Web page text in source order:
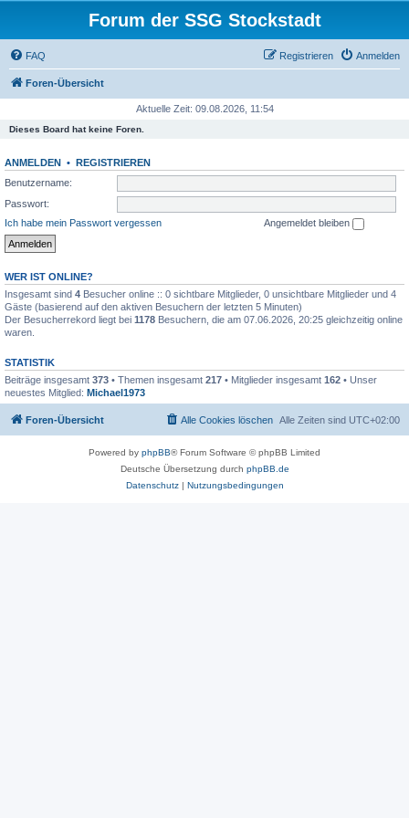
Forum der SSG Stockstadt
FAQ Anmelden
Registrieren
Foren-Übersicht
Aktuelle Zeit: 09.08.2026, 11:54
Dieses Board hat keine Foren.
ANMELDEN • REGISTRIEREN
Benutzername:
Passwort:
Ich habe mein Passwort vergessen
Angemeldet bleiben
WER IST ONLINE?
Insgesamt sind 4 Besucher online :: 0 sichtbare Mitglieder, 0 unsichtbare Mitglieder und 4
Gäste (basierend auf den aktiven Besuchern der letzten 5 Minuten)
Der Besucherrekord liegt bei 1178 Besuchern, die am 07.06.2026, 20:25 gleichzeitig online
waren.
STATISTIK
Beiträge insgesamt 373 • Themen insgesamt 217 • Mitglieder insgesamt 162 • Unser
neuestes Mitglied: Michael1973
Foren-Übersicht Alle Zeiten sind UTC+02:00
Alle Cookies löschen
Powered by phpBB® Forum Software © phpBB Limited
Deutsche Übersetzung durch phpBB.de
Datenschutz| Nutzungsbedingungen